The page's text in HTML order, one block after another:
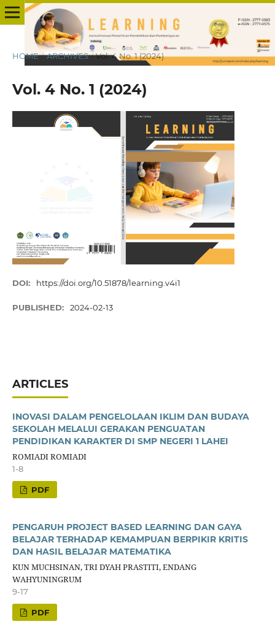
HOME / ARCHIVES / Vol. 4 No. 1 (2024)
Vol. 4 No. 1 (2024)
DOI: https://doi.org/10.51878/learning.v4i1
PUBLISHED: 2024-02-13
ARTICLES
INOVASI DALAM PENGELOLAAN IKLIM DAN BUDAYA
SEKOLAH MELALUI GERAKAN PENGUATAN
PENDIDIKAN KARAKTER DI SMP NEGERI 1 LAHEI
ROMIADI ROMIADI
1-8
PDF
PENGARUH PROJECT BASED LEARNING DAN GAYA
BELAJAR TERHADAP KEMAMPUAN BERPIKIR KRITIS
DAN HASIL BELAJAR MATEMATIKA
KUN MUCHSINAN, TRI DYAH PRASTITI, ENDANG
WAHYUNINGRUM
9-17
PDF